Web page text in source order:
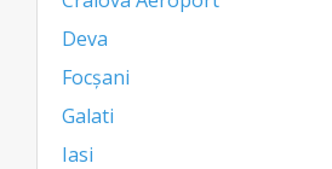
Deva
Focșani
Galati
Iasi